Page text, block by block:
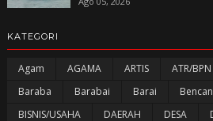
KATEGORI
Agam AGAMA ARTIS ATR/BPN
Baraba
Barabai Barai
BISNIS/USAHA
DAERAH DESA